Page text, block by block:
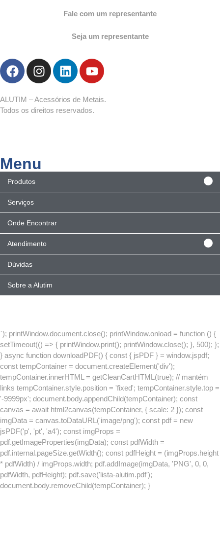
Fale com um representante
Seja um representante
ALUTIM – Acessórios de Metais.
Todos os direitos reservados.
Menu
Produtos
Serviços
Onde Encontrar
Atendimento
Dúvidas
Sobre a Alutim
`); printWindow.document.close(); printWindow.onload = function () {
setTimeout(() => { printWindow.print(); printWindow.close(); }, 500); };
} async function downloadPDF() { const { jsPDF } = window.jspdf;
const tempContainer = document.createElement('div');
tempContainer.innerHTML = getCleanCartHTML(true); // mantém
links tempContainer.style.position = 'fixed'; tempContainer.style.top =
'-9999px'; document.body.appendChild(tempContainer); const
canvas = await html2canvas(tempContainer, { scale: 2 }); const
imgData = canvas.toDataURL('image/png'); const pdf = new
jsPDF('p', 'pt', 'a4'); const imgProps =
pdf.getImageProperties(imgData); const pdfWidth =
pdf.internal.pageSize.getWidth(); const pdfHeight = (imgProps.height
* pdfWidth) / imgProps.width; pdf.addImage(imgData, 'PNG', 0, 0,
pdfWidth, pdfHeight); pdf.save('lista-alutim.pdf');
document.body.removeChild(tempContainer); }